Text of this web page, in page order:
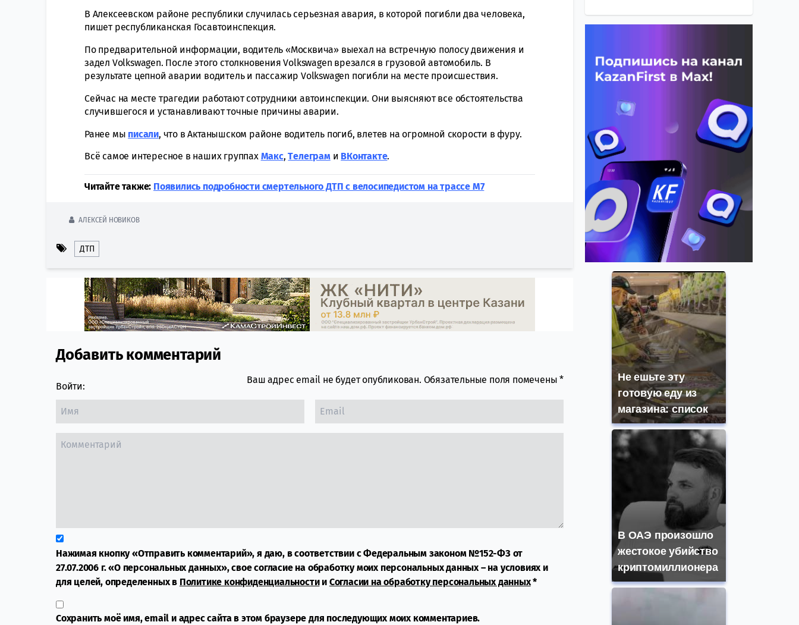
В Алексеевском районе республики случилась серьезная авария, в которой погибли два человека,
пишет республиканская Госавтоинспекция.
По предварительной информации, водитель «Москвича» выехал на встречную полосу движения и
задел Volkswagen. После этого столкновения Volkswagen врезался в грузовой автомобиль. В
результате цепной аварии водитель и пассажир Volkswagen погибли на месте происшествия.
Сейчас на месте трагедии работают сотрудники автоинспекции. Они выясняют все обстоятельства
случившегося и устанавливают точные причины аварии.
Ранее мы писали, что в Актанышском районе водитель погиб, влетев на огромной скорости в фуру.
Всё самое интересное в наших группах Макс,Tелеграми ВКонтакте.
Читайте также: Появились подробности смертельного ДТП с велосипедистом на трассе М7
АЛЕКСЕЙ НОВИКОВ
ДТП
Comment section
Добавить комментарий
Войти:
Ваш адрес email не будет опубликован. Обязательные поля помечены*
Нажимая кнопку «Отправить комментарий», я даю, в соответствии с Федеральным законом №152-ФЗ от
27.07.2006 г. «О персональных данных», свое согласие на обработку моих персональных данных – на условиях и
для целей, определенных в Политике конфиденциальностии Согласии на обработку персональных данных*
Сохранить моё имя, email и адрес сайта в этом браузере для последующих моих комментариев.
Не ешьте эту
готовую еду из
магазина: список
В ОАЭ произошло
жестокое убийство
криптомиллионера